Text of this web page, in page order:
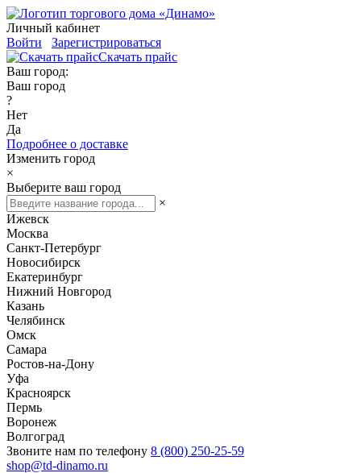
Личный кабинет
Войти
Зарегистрироваться
Скачать прайс
Ваш город:
Ваш город
?
Нет
Да
Подробнее о доставке
Изменить город
×
Выберите ваш город
×
Ижевск
Москва
Санкт-Петербург
Новосибирск
Екатеринбург
Нижний Новгород
Казань
Челябинск
Омск
Самара
Ростов-на-Дону
Уфа
Красноярск
Пермь
Воронеж
Волгоград
Звоните нам по телефону 8 (800) 250-25-59
shop@td-dinamo.ru